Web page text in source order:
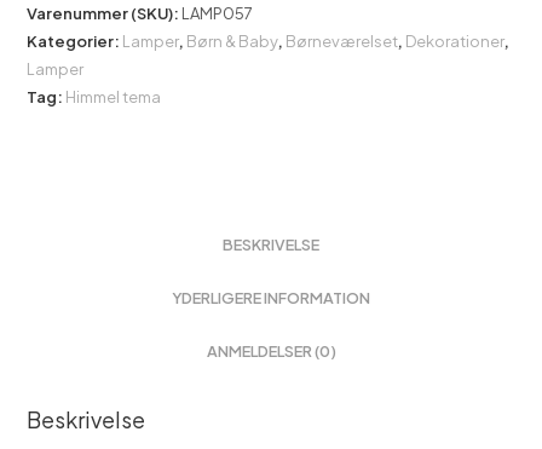
Varenummer (SKU): LAMP057
Kategorier: Lamper, Børn & Baby, Børneværelset, Dekorationer,
Lamper
Tag: Himmel tema
BESKRIVELSE
YDERLIGERE INFORMATION
ANMELDELSER (0)
Beskrivelse